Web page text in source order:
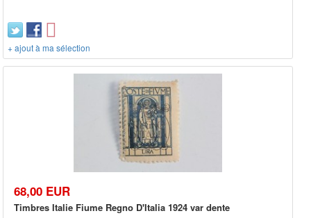
+ ajout à ma sélection
68,00 EUR
Timbres Italie Fiume Regno D'Italia 1924 var dente